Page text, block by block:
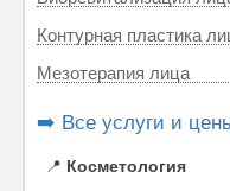
Контурная пластика
Мезотерапия лица
➡️ Все услуги и
📍 Косметология